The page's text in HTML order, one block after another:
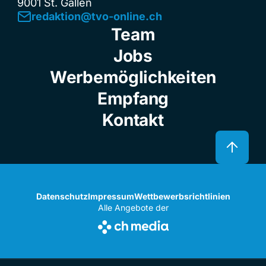
9001 St. Gallen
redaktion@tvo-online.ch
Team
Jobs
Werbemöglichkeiten
Empfang
Kontakt
DatenschutzImpressumWettbewerbsrichtlinien
Alle Angebote der